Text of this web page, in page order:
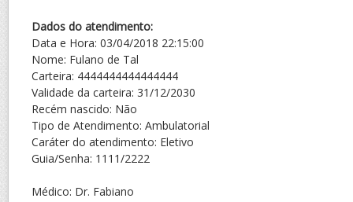
Dados do atendimento:
Data e Hora: 03/04/2018 22:15:00
Nome: Fulano de Tal
Carteira: 4444444444444444
Validade da carteira: 31/12/2030
Recém nascido: Não
Tipo de Atendimento: Ambulatorial
Caráter do atendimento: Eletivo
Guia/Senha: 1111/2222
Médico: Dr. Fabiano